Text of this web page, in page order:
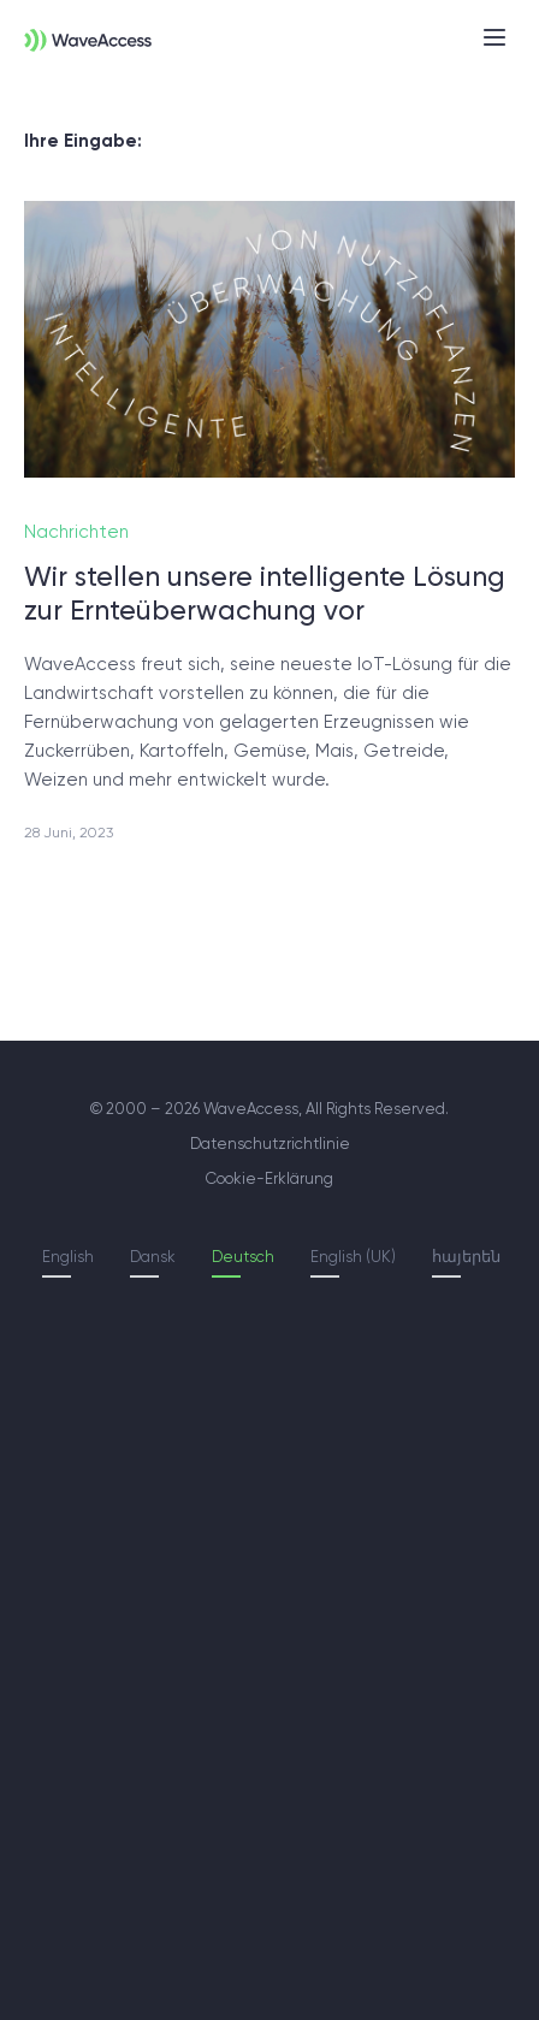
Ihre Eingabe:
Nachrichten
Wir stellen unsere intelligente Lösung
zur Ernteüberwachung vor
WaveAccess freut sich, seine neueste IoT-Lösung für die
Landwirtschaft vorstellen zu können, die für die
Fernüberwachung von gelagerten Erzeugnissen wie
Zuckerrüben, Kartoffeln, Gemüse, Mais, Getreide,
Weizen und mehr entwickelt wurde.
28 Juni, 2023
Noch nicht sicher, was Sie
brauchen?
In einer Discovery-Session klären wir Ihre
Anforderungen, definieren Ziele und legen
DISCOVERY-SESSION STARTEN
հայերեն
English (UK)
Deutsch
Dansk
English
© 2000 – 2026 WaveAccess, All Rights Reserved.
Datenschutzrichtlinie
Cookie-Erklärung